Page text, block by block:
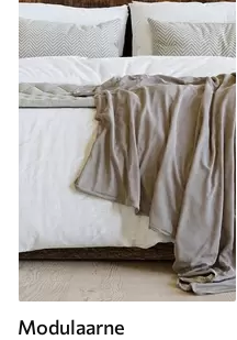
Modulaarne